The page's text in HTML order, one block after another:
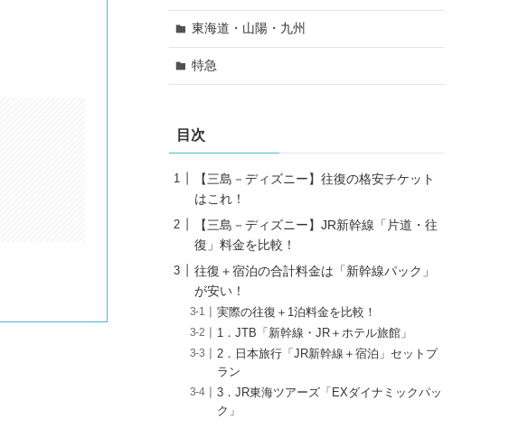
東海道・山陽・九州
特急
目次
【三島－ディズニー】往復の格安チケット
はこれ！
【三島－ディズニー】JR新幹線「片道・往
復」料金を比較！
往復＋宿泊の合計料金は「新幹線パック」
が安い！
実際の往復＋1泊料金を比較！
1．JTB「新幹線・JR＋ホテル旅館」
2．日本旅行「JR新幹線＋宿泊」セットプ
ラン
3．JR東海ツアーズ「EXダイナミックパッ
ク」